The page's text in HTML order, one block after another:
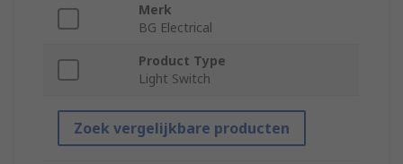
Merk
BG Electrical
Product Type
Light Switch
Zoek vergelijkbare producten